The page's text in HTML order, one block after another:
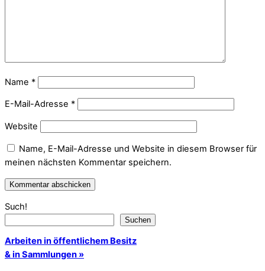
Name *
E-Mail-Adresse *
Website
Name, E-Mail-Adresse und Website in diesem Browser für
meinen nächsten Kommentar speichern.
Such!
Suchen
Arbeiten in öffentlichem Besitz
& in Sammlungen »